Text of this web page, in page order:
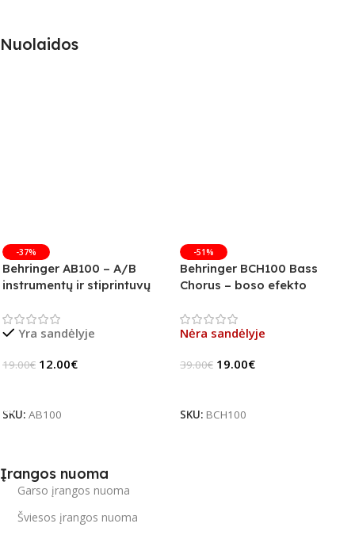
Nuolaidos
-37%
Behringer AB100 – A/B
instrumentų ir stiprintuvų
Yra sandėlyje
19.00€ 12.00€
SKU: AB100
-51%
Behringer BCH100 Bass
Chorus – boso efekto
Nėra sandėlyje
39.00€ 19.00€
SKU: BCH100
Įrangos nuoma
Garso įrangos nuoma
Šviesos įrangos nuoma